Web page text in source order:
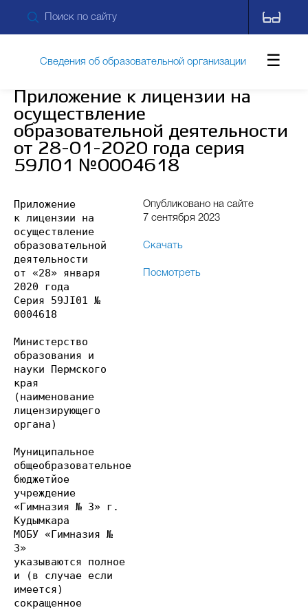
Приложение к лицензии на
осуществление
образовательной деятельности
от 28-01-2020 года серия
59Л01 №0004618
Опубликовано на сайте
7 сентября 2023
Скачать
Посмотреть
Приложение
к лицензии на
осуществление
образовательной
деятельности
от «28» января
2020 года
Серия 59JI01 №
0004618
Министерство
образования и
науки Пермского
края
(наименование
лицензирующего
органа)
Муниципальное
общеобразовательное
бюджетйое
учреждение
«Гимназия № 3» г.
Кудымкара
МОБУ «Гимназия №
3»
указываются полное
и (в случае если
имеется)
сокращенное
Сведения об образовательной организации
Противодействие коррупции